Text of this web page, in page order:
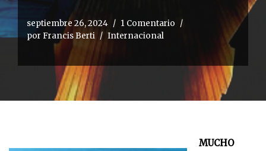
septiembre 26, 2024
1 Comentario
por Francis Berti Internacional
MUCHO